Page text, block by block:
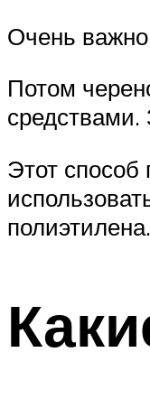
Очень важно
Потом
Этот